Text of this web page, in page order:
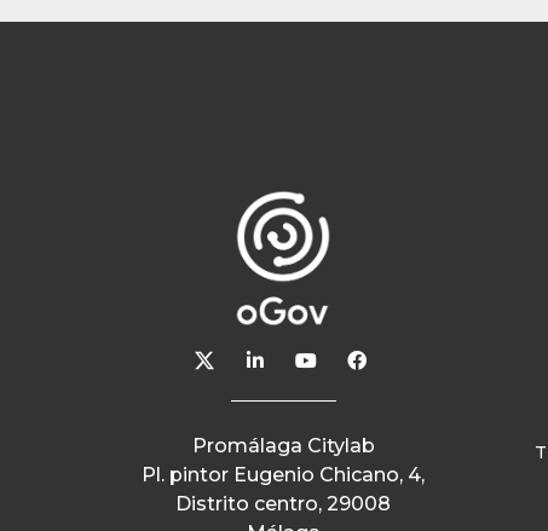
Promálaga Citylab
Pl. pintor Eugenio Chicano, 4,
Distrito centro, 29008